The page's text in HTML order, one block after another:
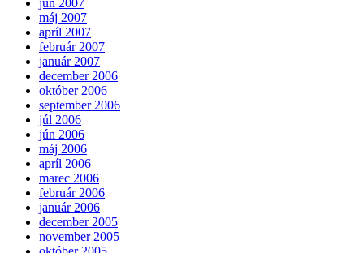
jún 2007
máj 2007
apríl 2007
február 2007
január 2007
december 2006
október 2006
september 2006
júl 2006
jún 2006
máj 2006
apríl 2006
marec 2006
február 2006
január 2006
december 2005
november 2005